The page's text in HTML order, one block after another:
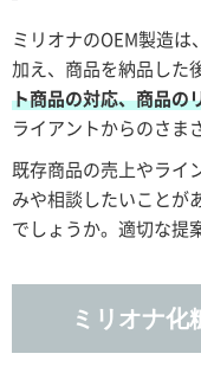
ミリオナのOEM製造
加え、商品を納品した
ト商品の対応、商品の
ライアントからのさま
既存商品の売上やライ
みや相談したいことが
でしょうか。適切な提
ミリオナ化